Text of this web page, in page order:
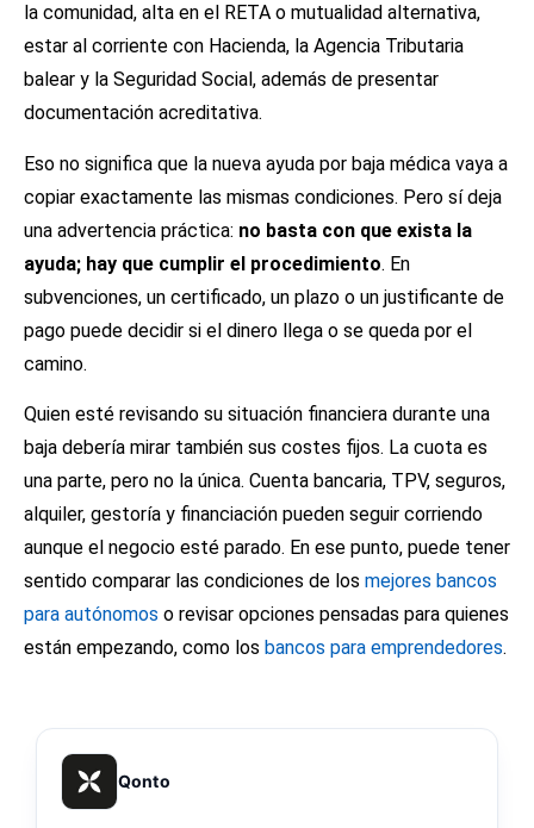
la comunidad, alta en el RETA o mutualidad alternativa,
estar al corriente con Hacienda, la Agencia Tributaria
balear y la Seguridad Social, además de presentar
documentación acreditativa.
Eso no significa que la nueva ayuda por baja médica vaya a
copiar exactamente las mismas condiciones. Pero sí deja
una advertencia práctica: no basta con que exista la
ayuda; hay que cumplir el procedimiento. En
subvenciones, un certificado, un plazo o un justificante de
pago puede decidir si el dinero llega o se queda por el
camino.
Quien esté revisando su situación financiera durante una
baja debería mirar también sus costes fijos. La cuota es
una parte, pero no la única. Cuenta bancaria, TPV, seguros,
alquiler, gestoría y financiación pueden seguir corriendo
aunque el negocio esté parado. En ese punto, puede tener
sentido comparar las condiciones de los mejores bancos
para autónomos o revisar opciones pensadas para quienes
están empezando, como los bancos para emprendedores.
Qonto